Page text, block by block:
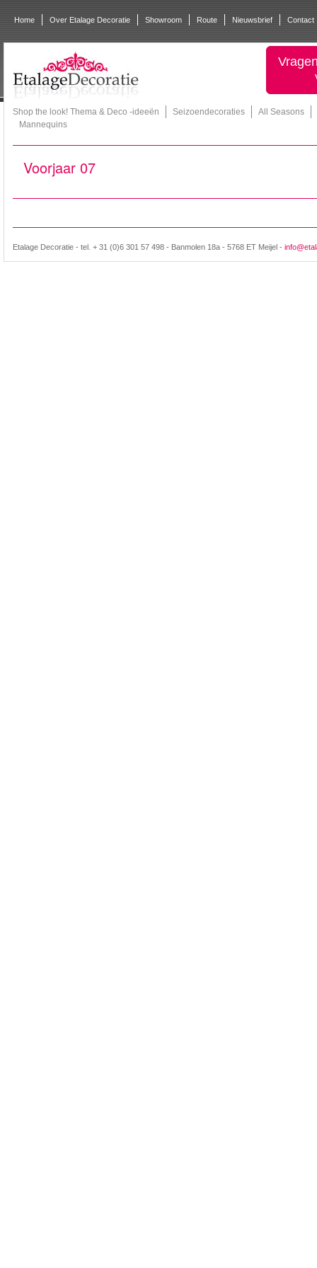
Home Over Etalage Decoratie Showroom Route Nieuwsbrief Contact
Shop the look! Thema & Deco -ideeën Seizoendecoraties
All Seasons
Mannequins
Voorjaar 07
Etalage Decoratie - tel. + 31 (0)6 301 57 498 - Banmolen 18a - 5768 ET Meijel -